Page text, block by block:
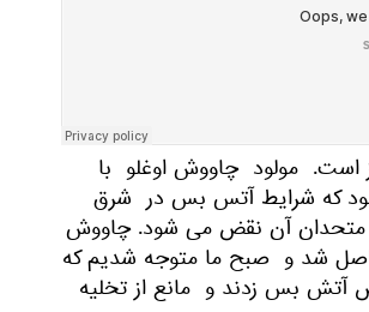
است. مولود چاووش اوغلو با
نمود که شرایط آتس بس در شرق
آن نقض می شود. چاووش
شد و صبح ما متوجه شدیم که
بس زدند و مانع از تخلیه